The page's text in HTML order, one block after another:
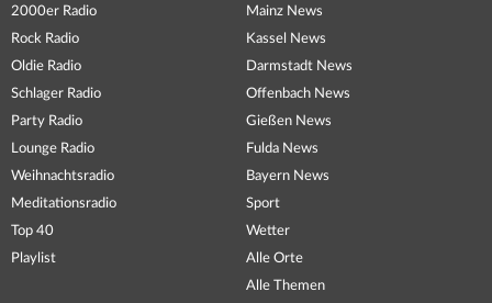
2000er Radio
Rock Radio
Oldie Radio
Schlager Radio
Party Radio
Lounge Radio
Weihnachtsradio
Meditationsradio
Top 40
Playlist
Mainz News
Kassel News
Darmstadt News
Offenbach News
Gießen News
Fulda News
Bayern News
Sport
Wetter
Alle Orte
Alle Themen